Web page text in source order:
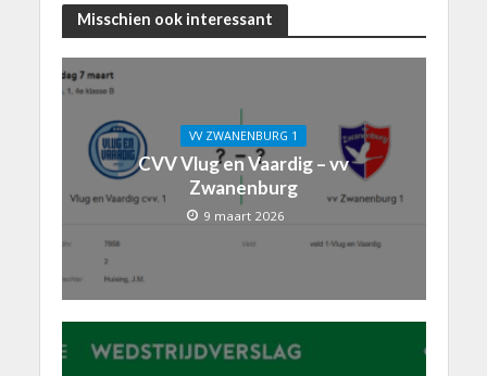
Misschien ook interessant
VV ZWANENBURG 1
CVV Vlug en Vaardig – vv
Zwanenburg
9 maart 2026